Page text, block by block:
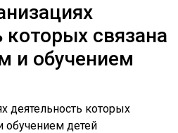
которых связана
и обучением